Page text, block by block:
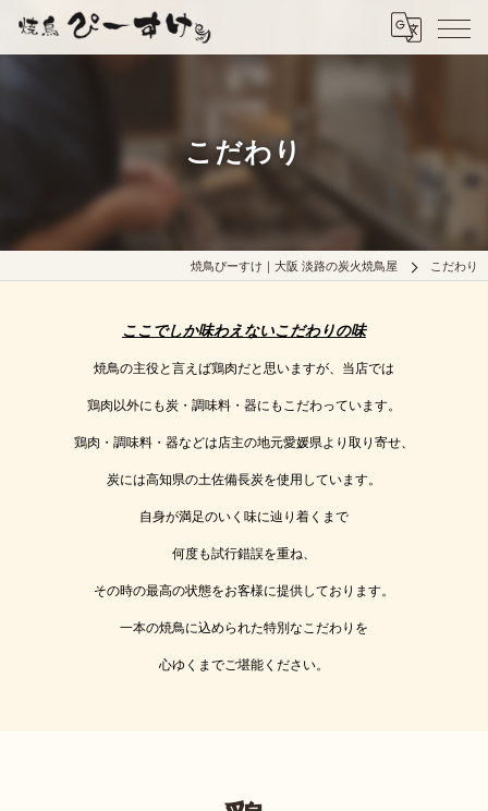
こだわり
焼鳥ぴーすけ｜大阪 淡路の炭火焼鳥屋 こだわり
ここでしか味わえないこだわりの味
焼鳥の主役と言えば鶏肉だと思いますが、当店では
鶏肉以外にも炭・調味料・器にもこだわっています。
鶏肉・調味料・器などは店主の地元愛媛県より取り寄せ、
炭には高知県の土佐備長炭を使用しています。
自身が満足のいく味に辿り着くまで
何度も試行錯誤を重ね、
その時の最高の状態をお客様に提供しております。
一本の焼鳥に込められた特別なこだわりを
心ゆくまでご堪能ください。